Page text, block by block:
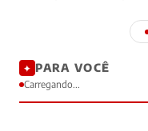
✦ PARA VOCÊ
Carregando...